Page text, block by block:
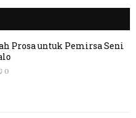
Prosa untuk Pemirsa Seni
0